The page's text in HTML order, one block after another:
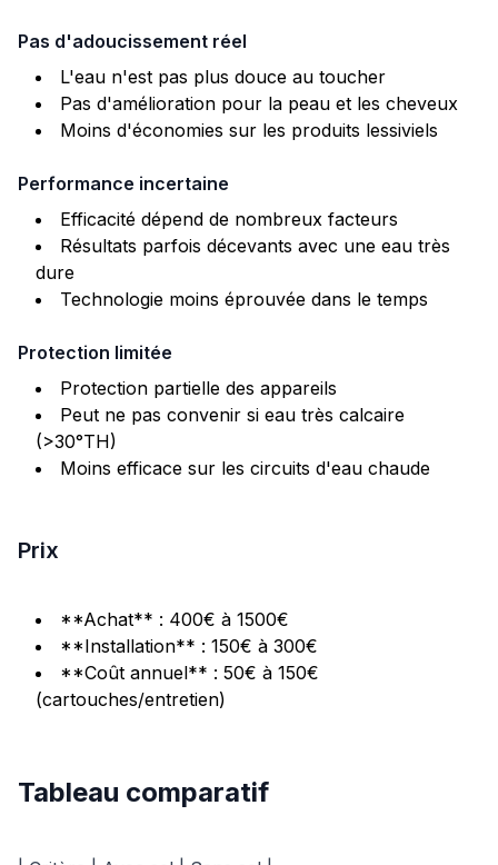
Pas d'adoucissement réel
L'eau n'est pas plus douce au toucher
Pas d'amélioration pour la peau et les cheveux
Moins d'économies sur les produits lessiviels
Performance incertaine
Efficacité dépend de nombreux facteurs
Résultats parfois décevants avec une eau très
dure
Technologie moins éprouvée dans le temps
Protection limitée
Protection partielle des appareils
Peut ne pas convenir si eau très calcaire
(>30°TH)
Moins efficace sur les circuits d'eau chaude
Prix
**Achat** : 400€ à 1500€
**Installation** : 150€ à 300€
**Coût annuel** : 50€ à 150€
(cartouches/entretien)
Tableau comparatif